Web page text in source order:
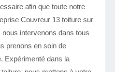
afin que toute notre
Couvreur 13 toiture sur
intervenons dans tous
prenons en soin de
Expérimenté dans la